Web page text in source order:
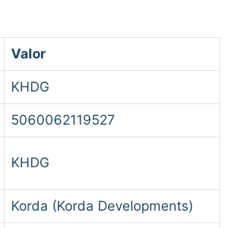
Valor
KHDG
5060062119527
KHDG
Korda (Korda Developments)